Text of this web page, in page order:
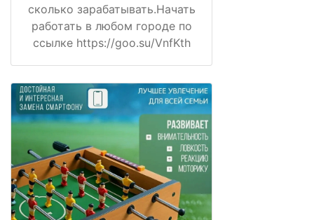
сколько зарабатывать.Начать
работать в любом городе по
ссылке https://goo.su/VnfKth